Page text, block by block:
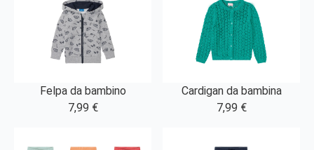
Felpa da bambino
7,99 €
Cardigan da bambina
7,99 €